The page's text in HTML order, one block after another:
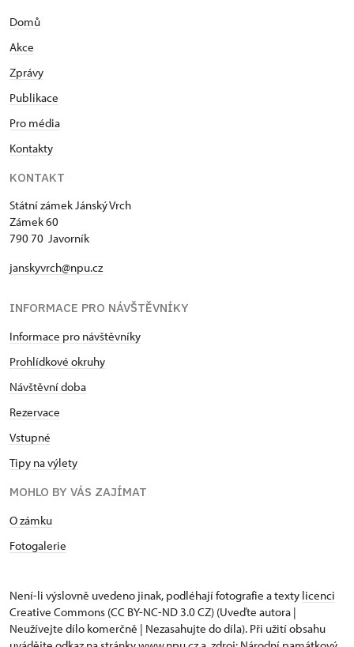
Domů
Akce
Zprávy
Publikace
Pro média
Kontakty
KONTAKT
Státní zámek Jánský Vrch
Zámek 60
790 70 Javorník
janskyvrch@npu.cz
INFORMACE PRO NÁVŠTĚVNÍKY
Informace pro návštěvníky
Prohlídkové okruhy
Návštěvní doba
Rezervace
Vstupné
Tipy na výlety
MOHLO BY VÁS ZAJÍMAT
O zámku
Fotogalerie
Není-li výslovně uvedeno jinak, podléhají fotografie a texty licenci
Creative Commons (CC BY-NC-ND 3.0 CZ) (Uveďte autora |
Neužívejte dílo komerčně | Nezasahujte do díla). Při užití obsahu